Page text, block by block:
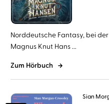
Norddeutsche Fantasy, bei
Magnus Knut Hans ...
Zum Hörbuch
Sian